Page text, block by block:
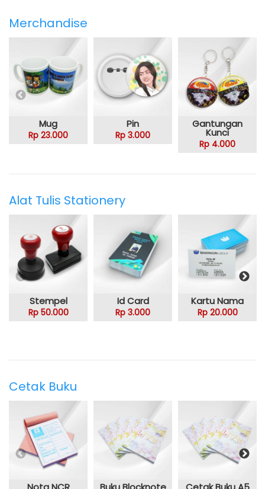
Merchandise
Mug
Rp 23.000
Pin
Rp 3.000
Gantungan
Kunci
Rp 4.000
Alat Tulis Stationery
Stempel
Rp 50.000
Id Card
Rp 3.000
Kartu Nama
Rp 20.000
Cetak Buku